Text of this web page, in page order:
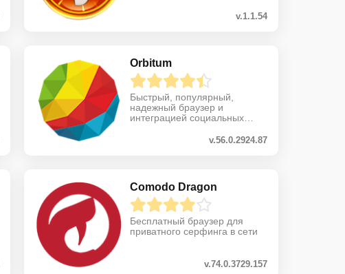
v.1.1.54
Orbitum
Быстрый, популярный,
надежный браузер и
интеграцией социальных
v.56.0.2924.87
Comodo Dragon
Бесплатный браузер для
приватного серфинга в сети
v.74.0.3729.157